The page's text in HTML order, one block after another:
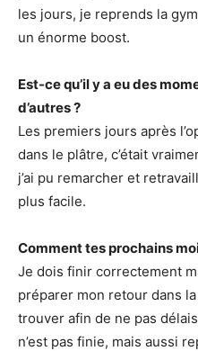
les jours, je reprends la
un énorme boost.
Est-ce qu’il y a eu des
d’autres ?
Les premiers jours après
dans le plâtre, c’était
j’ai pu remarcher et
plus facile.
Comment tes prochains
Je dois finir correctement
préparer mon retour dans
trouver afin de ne pas
n’est pas finie, mais aussi